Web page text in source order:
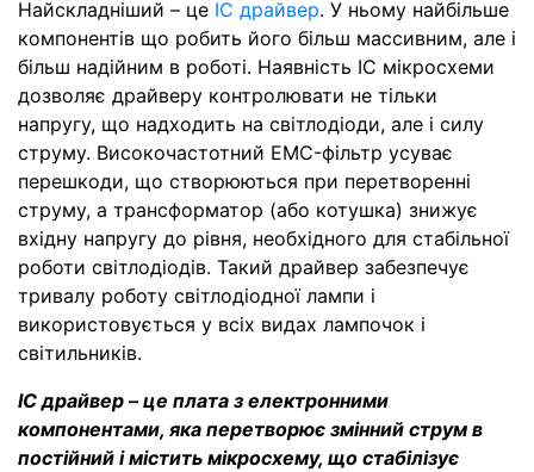
Найскладніший – це IC драйвер. У ньому найбільше
компонентів що робить його більш массивним, але і
більш надійним в роботі. Наявність IC мікросхеми
дозволяє драйверу контролювати не тільки
напругу, що надходить на світлодіоди, але і силу
струму. Високочастотний EMC-фільтр усуває
перешкоди, що створюються при перетворенні
струму, а трансформатор (або котушка) знижує
вхідну напругу до рівня, необхідного для стабільної
роботи світлодіодів. Такий драйвер забезпечує
тривалу роботу світлодіодної лампи і
використовується у всіх видах лампочок і
світильників.
IC драйвер – це плата з електронними
компонентами, яка перетворює змінний струм в
постійний і містить мікросхему, що стабілізує